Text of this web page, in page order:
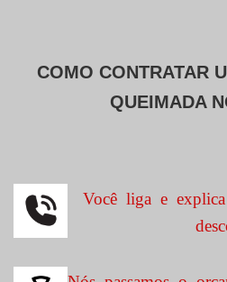
COMO CONTRATAR
QUEIMADA
Você liga e